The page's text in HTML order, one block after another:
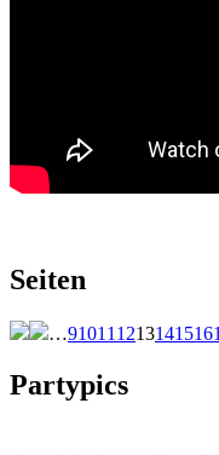
Seiten
…91011 1213141516
Partypics